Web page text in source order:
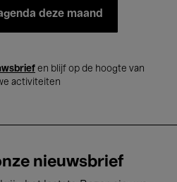
deze maand
en blijf op de hoogte van
activiteiten
nieuwsbrief